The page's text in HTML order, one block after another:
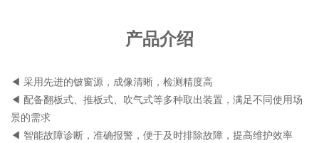
产品介绍
◀ 采用先进的铍窗源，成像清晰，检测精度高
◀ 配备翻板式、推板式、吹气式等多种取出装置，满足不同使用场
景的需求
◀ 智能故障诊断，准确报警，便于及时排除故障，提高维护效率